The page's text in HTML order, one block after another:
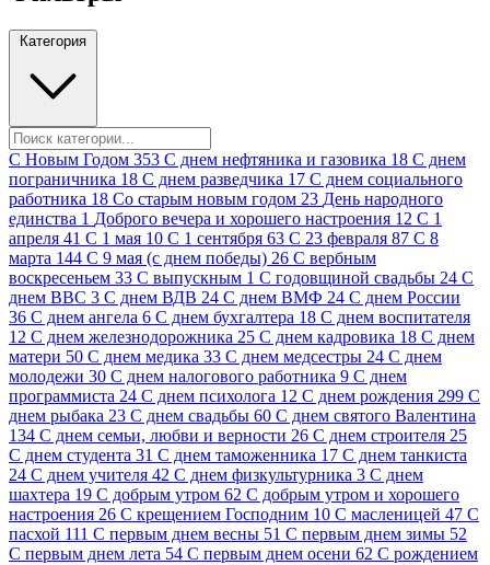
Категория
C Новым Годом 353 C днем нефтяника и газовика 18 C днем
пограничника 18 C днем разведчика 17 C днем социального
работника 18 Cо старым новым годом 23 День народного
единства 1 Доброго вечера и хорошего настроения 12 С 1
апреля 41 С 1 мая 10 С 1 сентября 63 С 23 февраля 87 С 8
марта 144 С 9 мая (с днем победы) 26 С вербным
воскресеньем 33 С выпускным 1 С годовщиной свадьбы 24 С
днем ВВС 3 С днем ВДВ 24 С днем ВМФ 24 С днем России
36 С днем ангела 6 С днем бухгалтера 18 С днем воспитателя
12 С днем железнодорожника 25 С днем кадровика 18 С днем
матери 50 С днем медика 33 С днем медсестры 24 С днем
молодежи 30 С днем налогового работника 9 С днем
программиста 24 С днем психолога 12 С днем рождения 299 С
днем рыбака 23 С днем свадьбы 60 С днем святого Валентина
134 С днем семьи, любви и верности 26 С днем строителя 25
С днем студента 31 С днем таможенника 17 С днем танкиста
24 С днем учителя 42 С днем физкультурника 3 С днем
шахтера 19 С добрым утром 62 С добрым утром и хорошего
настроения 26 С крещением Господним 10 С масленицей 47 С
пасхой 111 С первым днем весны 51 С первым днем зимы 52
С первым днем лета 54 С первым днем осени 62 С рождением